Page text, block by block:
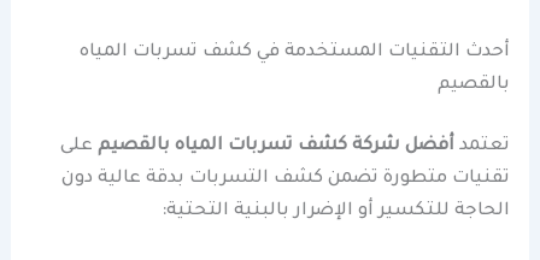
أحدث التقنيات المستخدمة في كشف تسربات المياه
بالقصيم
تعتمد أفضل شركة كشف تسربات المياه بالقصيم على
تقنيات متطورة تضمن كشف التسربات بدقة عالية دون
الحاجة للتكسير أو الإضرار بالبنية التحتية: